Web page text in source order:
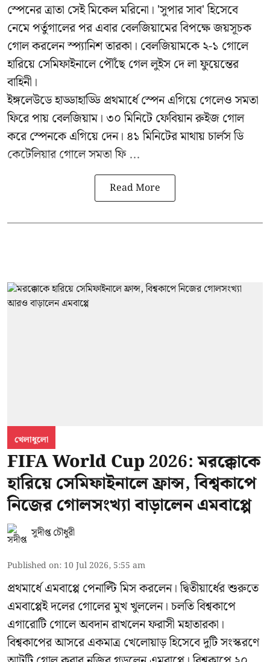
স্পেনের ত্রাতা সেই মিকেল মরিনো। 'সুপার সাব' হিসেবে
নেমে পর্তুগালের পর এবার বেলজিয়ামের বিপক্ষে জয়সূচক
গোল করলেন স্প্যানিশ তারকা। বেলজিয়ামকে ২-১ গোলে
হারিয়ে সেমিফাইনালে পৌঁছে গেল লুইস দে লা ফুয়েন্তের
বাহিনী।
ইঙ্গলেউডে হাড্ডাহাড্ডি প্রথমার্ধে স্পেন এগিয়ে গেলেও সমতা
ফিরে পায় বেলজিয়াম। ৩০ মিনিটে ফেবিয়ান রুইজ গোল
করে স্পেনকে এগিয়ে দেন। ৪১ মিনিটের মাথায় চার্লস ডি
কেটেলিয়ার গোলে সমতা ফি ...
Read More
খেলাধুলো
FIFA World Cup 2026: মরক্কোকে
হারিয়ে সেমিফাইনালে ফ্রান্স, বিশ্বকাপে
নিজের গোলসংখ্যা বাড়ালেন এমবাপ্পে
সুদীপ্ত চৌধুরী
Published on: 10 Jul 2026, 5:55 am
প্রথমার্ধে এমবাপ্পে পেনাল্টি মিস করলেন। দ্বিতীয়ার্ধের শুরুতে
এমবাপ্পেই দলের গোলের মুখ খুললেন। চলতি বিশ্বকাপে
এগারোটি গোলে অবদান রাখলেন ফরাসী মহাতারকা।
বিশ্বকাপের আসরে একমাত্র খেলোয়াড় হিসেবে দুটি সংস্করণে